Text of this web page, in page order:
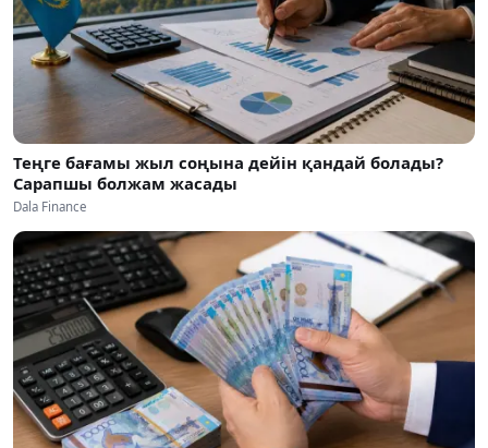
Теңге бағамы жыл соңына дейін қандай болады?
Сарапшы болжам жасады
Dala Finance